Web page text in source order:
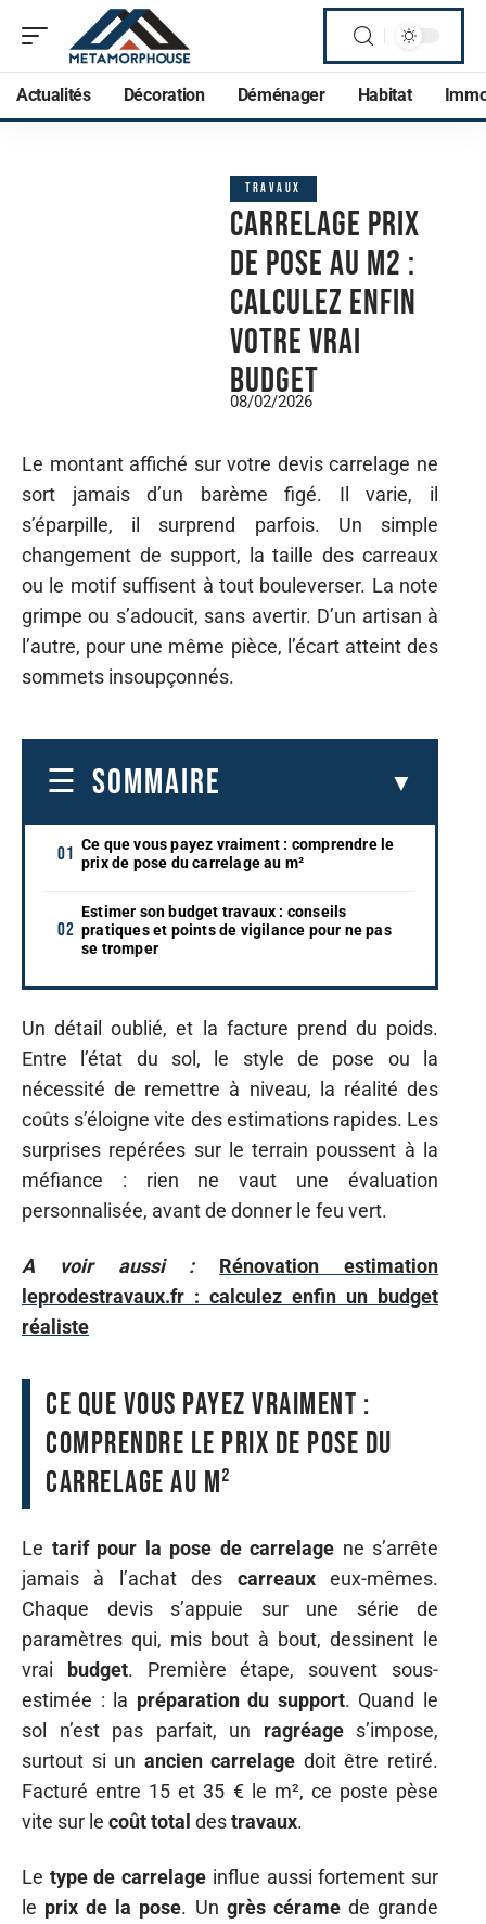
Actualités Décoration Déménager Habitat
TRAVAUX
Carrelage prix
de pose au m2 :
calculez enfin
votre vrai
budget
08/02/2026
Le montant affiché sur votre devis carrelage ne
sort jamais d’un barème figé. Il varie, il
s’éparpille, il surprend parfois. Un simple
changement de support, la taille des carreaux
ou le motif suffisent à tout bouleverser. La note
grimpe ou s’adoucit, sans avertir. D’un artisan à
l’autre, pour une même pièce, l’écart atteint des
sommets insoupçonnés.
SOMMAIRE
Ce que vous payez vraiment : comprendre le
prix de pose du carrelage au m²
Estimer son budget travaux : conseils
pratiques et points de vigilance pour ne pas
se tromper
Un détail oublié, et la facture prend du poids.
Entre l’état du sol, le style de pose ou la
nécessité de remettre à niveau, la réalité des
coûts s’éloigne vite des estimations rapides. Les
surprises repérées sur le terrain poussent à la
méfiance : rien ne vaut une évaluation
personnalisée, avant de donner le feu vert.
A voir aussi :
Rénovation estimation
leprodestravaux.fr : calculez enfin un budget
réaliste
Ce que vous payez vraiment :
comprendre le prix de pose du
carrelage au m²
Le tarif pour la pose de carrelage ne s’arrête
jamais à l’achat des carreauxeux-mêmes.
Chaque devis s’appuie sur une série de
paramètres qui, mis bout à bout, dessinent le
vrai
budget. Première étape, souvent sous-
estimée : la préparation du support. Quand le
sol n’est pas parfait, un ragréages’impose,
surtout si un ancien carrelage doit être retiré.
Facturé entre 15 et 35 € le m², ce poste pèse
vite sur le coût total destravaux.
Le type de carrelage influe aussi fortement sur
le prix de la pose. Un grès céramede grande